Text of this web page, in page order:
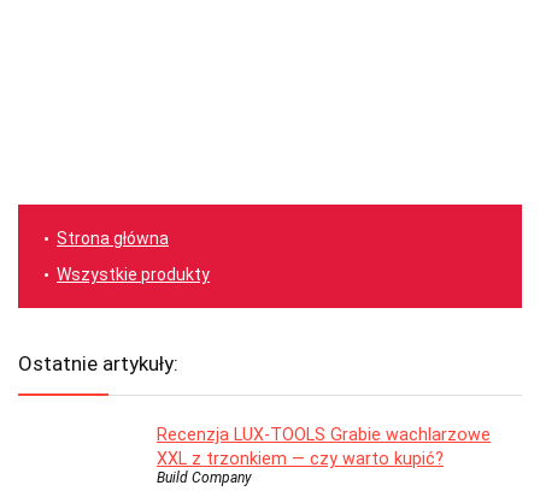
Strona główna
Wszystkie produkty
Ostatnie artykuły:
Recenzja LUX-TOOLS Grabie wachlarzowe
XXL z trzonkiem — czy warto kupić?
Build Company